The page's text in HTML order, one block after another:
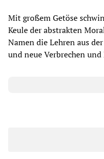
Mit großem Getöse
Keule der abstrakten
Namen die Lehren aus
und neue Verbrechen